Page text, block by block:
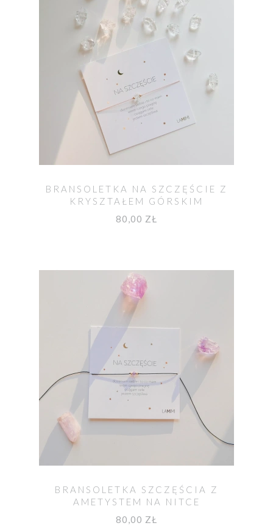
BRANSOLETKA NA SZCZĘŚCIE Z
KRYSZTAŁEM GÓRSKIM
HERKIMEREM
80,00 ZŁ
BRANSOLETKA SZCZĘŚCIA Z
AMETYSTEM NA NITCE
80,00 ZŁ